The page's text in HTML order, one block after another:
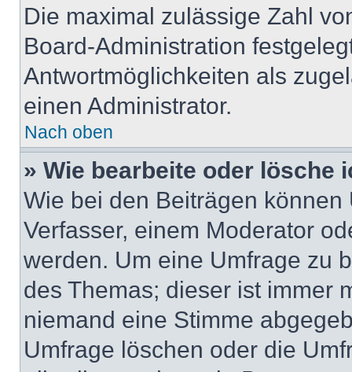
Die maximal zulässige Zahl
Board-Administration
Antwortmöglichkeiten als
einen Administrator.
Nach oben
» Wie bearbeite oder lösche
Wie bei den Beiträgen
Verfasser, einem Moderator
werden. Um eine Umfrage zu
des Themas; dieser ist immer
niemand eine Stimme
Umfrage löschen oder die